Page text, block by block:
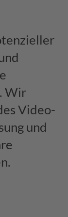
Wir
Video-
und